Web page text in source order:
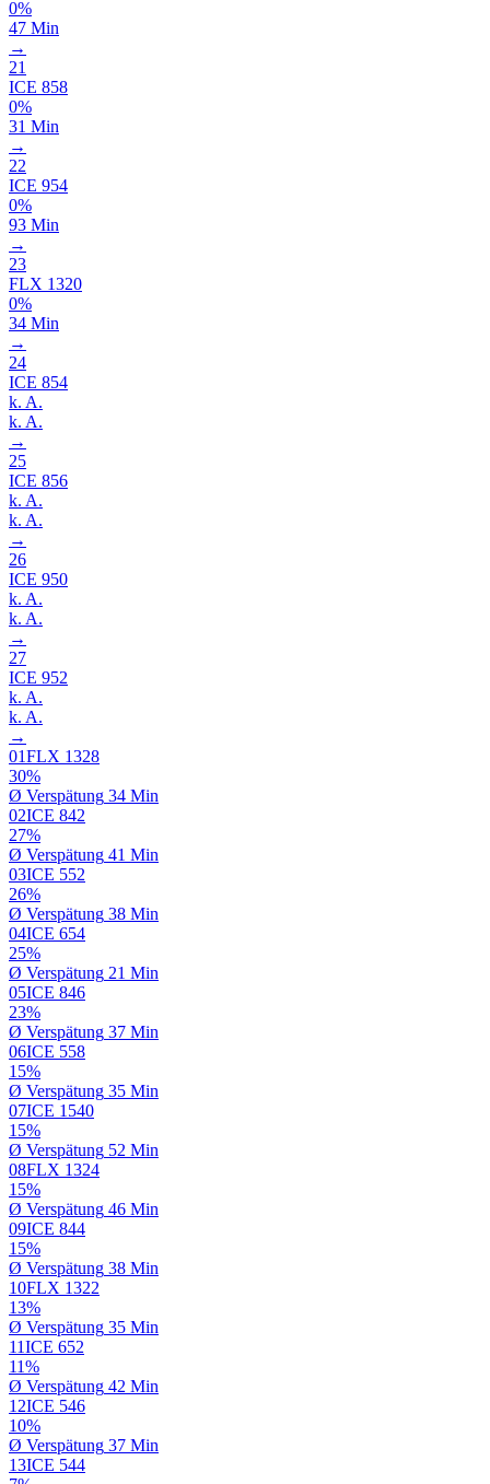
0%
47 Min
→
21
ICE 858
0%
31 Min
→
22
ICE 954
0%
93 Min
→
23
FLX 1320
0%
34 Min
→
24
ICE 854
k. A.
k. A.
→
25
ICE 856
k. A.
k. A.
→
26
ICE 950
k. A.
k. A.
→
27
ICE 952
k. A.
k. A.
→
01FLX 1328
30%
Ø Verspätung 34 Min
02ICE 842
27%
Ø Verspätung 41 Min
03ICE 552
26%
Ø Verspätung 38 Min
04ICE 654
25%
Ø Verspätung 21 Min
05ICE 846
23%
Ø Verspätung 37 Min
06ICE 558
15%
Ø Verspätung 35 Min
07ICE 1540
15%
Ø Verspätung 52 Min
08FLX 1324
15%
Ø Verspätung 46 Min
09ICE 844
15%
Ø Verspätung 38 Min
10FLX 1322
13%
Ø Verspätung 35 Min
11ICE 652
11%
Ø Verspätung 42 Min
12ICE 546
10%
Ø Verspätung 37 Min
13ICE 544